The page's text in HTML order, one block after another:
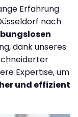
Erfahrung
nach
dank unseres
Expertise, um
und effizient